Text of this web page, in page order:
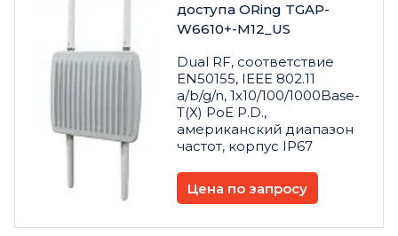
доступа ORing TGAP-
W6610+-M12_US
Dual RF, соответствие
EN50155, IEEE 802.11
a/b/g/n, 1x10/100/1000Base-
T(X) PoE P.D.,
американский диапазон
частот, корпус IP67
Цена по запросу